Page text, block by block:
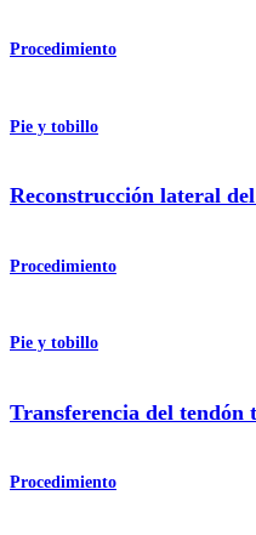
Procedimiento
Pie y tobillo
Reconstrucción lateral
Procedimiento
Pie y tobillo
Transferencia del
Procedimiento